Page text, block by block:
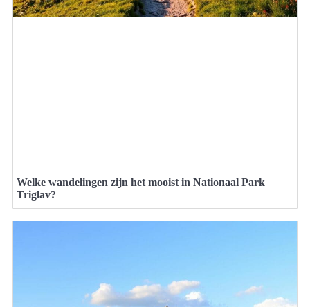
Welke wandelingen zijn het mooist in Nationaal Park
Triglav?